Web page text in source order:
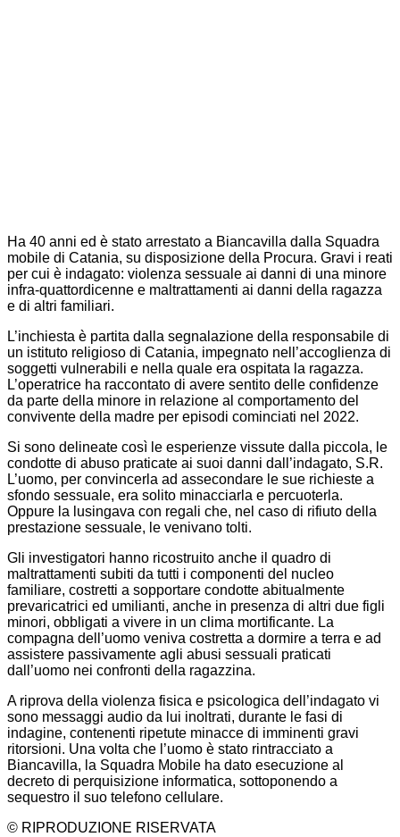
Ha 40 anni ed è stato arrestato a Biancavilla dalla Squadra
mobile di Catania, su disposizione della Procura. Gravi i reati
per cui è indagato: violenza sessuale ai danni di una minore
infra-quattordicenne e maltrattamenti ai danni della ragazza
e di altri familiari.
L’inchiesta è partita dalla segnalazione della responsabile di
un istituto religioso di Catania, impegnato nell’accoglienza di
soggetti vulnerabili e nella quale era ospitata la ragazza.
L’operatrice ha raccontato di avere sentito delle confidenze
da parte della minore in relazione al comportamento del
convivente della madre per episodi cominciati nel 2022.
Si sono delineate così le esperienze vissute dalla piccola, le
condotte di abuso praticate ai suoi danni dall’indagato, S.R.
L’uomo, per convincerla ad assecondare le sue richieste a
sfondo sessuale, era solito minacciarla e percuoterla.
Oppure la lusingava con regali che, nel caso di rifiuto della
prestazione sessuale, le venivano tolti.
Gli investigatori hanno ricostruito anche il quadro di
maltrattamenti subiti da tutti i componenti del nucleo
familiare, costretti a sopportare condotte abitualmente
prevaricatrici ed umilianti, anche in presenza di altri due figli
minori, obbligati a vivere in un clima mortificante. La
compagna dell’uomo veniva costretta a dormire a terra e ad
assistere passivamente agli abusi sessuali praticati
dall’uomo nei confronti della ragazzina.
A riprova della violenza fisica e psicologica dell’indagato vi
sono messaggi audio da lui inoltrati, durante le fasi di
indagine, contenenti ripetute minacce di imminenti gravi
ritorsioni. Una volta che l’uomo è stato rintracciato a
Biancavilla, la Squadra Mobile ha dato esecuzione al
decreto di perquisizione informatica, sottoponendo a
sequestro il suo telefono cellulare.
© RIPRODUZIONE RISERVATA